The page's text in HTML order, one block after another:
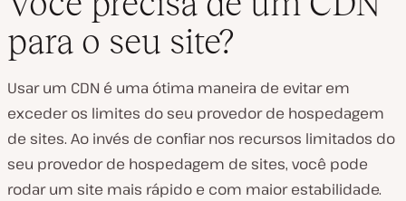
para o seu site?
Usar um CDN é uma ótima maneira de evitar em
exceder os limites do seu provedor de hospedagem
de sites. Ao invés de confiar nos recursos limitados do
seu provedor de hospedagem de sites, você pode
rodar um site mais rápido e com maior estabilidade.